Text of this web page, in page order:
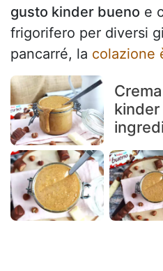
gusto kinder bueno e
frigorifero per diversi
pancarré, la colazione